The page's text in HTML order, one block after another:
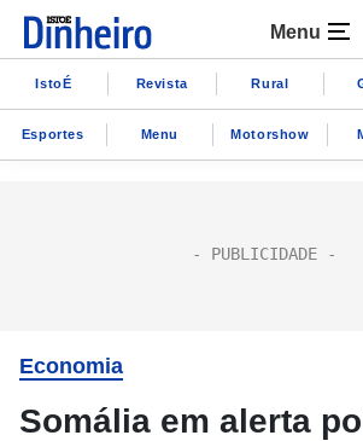
Menu
IstoÉ Revista Rural
Esportes Menu Motorshow
Economia
Somália em alerta